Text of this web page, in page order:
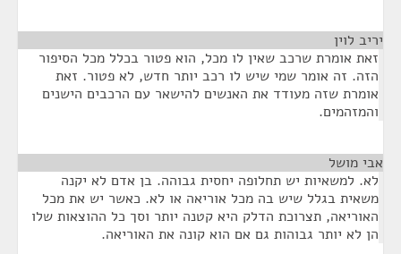
יריב לוין
זאת אומרת שרכב שאין לו מכל, הוא פטור בכלל מכל הסיפור
הזה. זה אומר שמי שיש לו רכב יותר חדש, לא פטור. זאת
אומרת שזה מעודד את האנשים להישאר עם הרכבים הישנים
והמזהמים.
אבי מושל
לא. למשאיות יש תחלופה יחסית גבוהה. בן אדם לא יקנה
משאית בגלל שיש בה מכל אוריאה או לא. כאשר יש את מכל
האוריאה, תצרוכת הדלק היא קטנה יותר וסך כל ההוצאות שלו
הן לא יותר גבוהות גם אם הוא קונה את האוריאה.